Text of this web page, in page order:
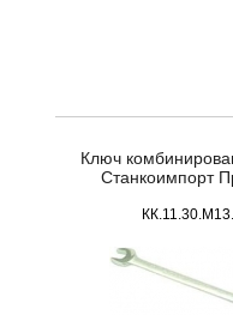
Ключ
Станкоимпорт
КК.11.30.М13.